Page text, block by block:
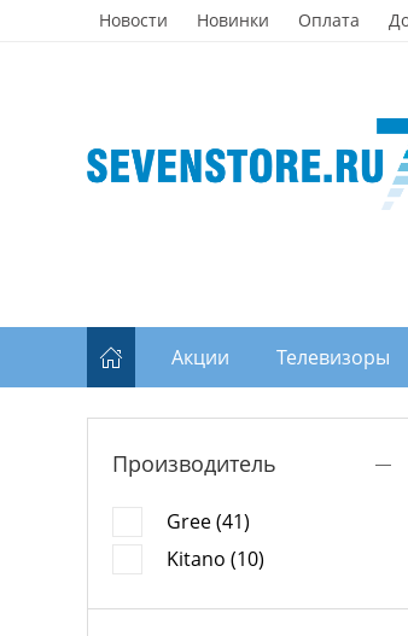
Новости Новинки Оплата
Акции Телевизоры
Производитель
Gree (41)
Kitano (10)